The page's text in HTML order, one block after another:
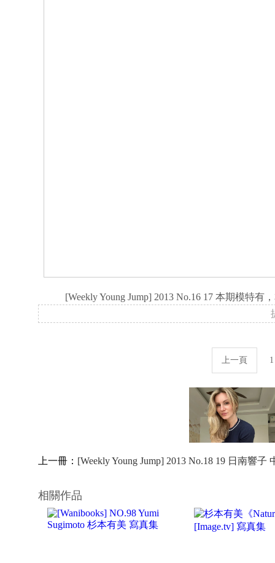
[Weekly Young Jump] 2013 No.16 17 本期模特
上一頁 1
上一冊： [Weekly Young Jump] 2013 No.18 19 日南響
相關作品